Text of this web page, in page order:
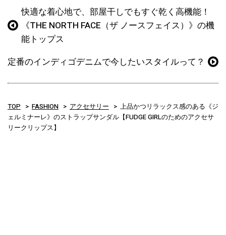
快適な着心地で、部屋干しでもすぐ乾く高機能！
《THE NORTH FACE（ザ ノースフェイス）》の機
能トップス
定番のインディゴデニムで今したいスタイルって？
TOP FASHION アクセサリー
上品かつリラックス感のある《ジ
ェルミナーレ》のストラップサンダル【FUDGE GIRLのためのアクセサ
リークリップス】